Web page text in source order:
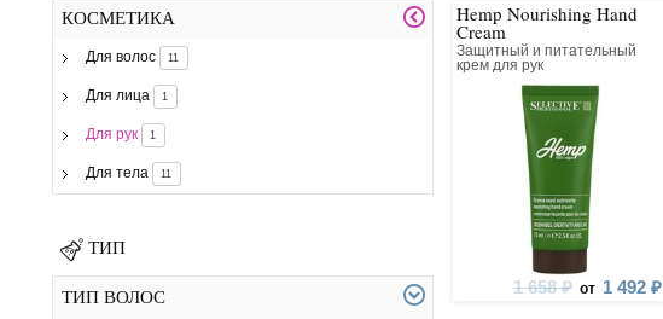
КОСМЕТИКА
Для волос 11
Для лица 1
Для рук 1
Для тела 11
ТИП
ТИП ВОЛОС
Hemp Nourishing Hand
Cream
Защитный и питательный
крем для рук
1 658 ₽ от 1 492 ₽